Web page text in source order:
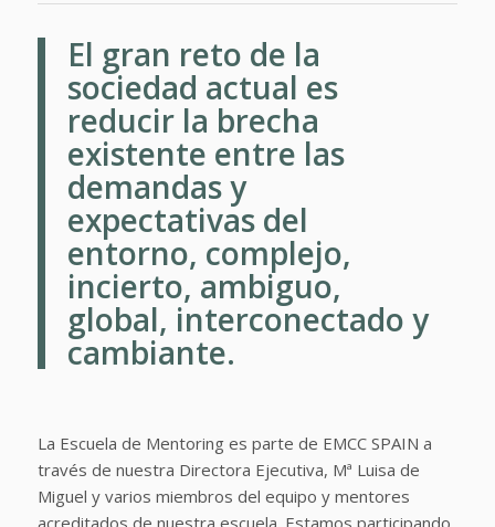
El gran reto de la
sociedad actual es
reducir la brecha
existente entre las
demandas y
expectativas del
entorno, complejo,
incierto, ambiguo,
global, interconectado y
cambiante.
La Escuela de Mentoring es parte de EMCC SPAIN a
través de nuestra Directora Ejecutiva, Mª Luisa de
Miguel y varios miembros del equipo y mentores
acreditados de nuestra escuela. Estamos participando